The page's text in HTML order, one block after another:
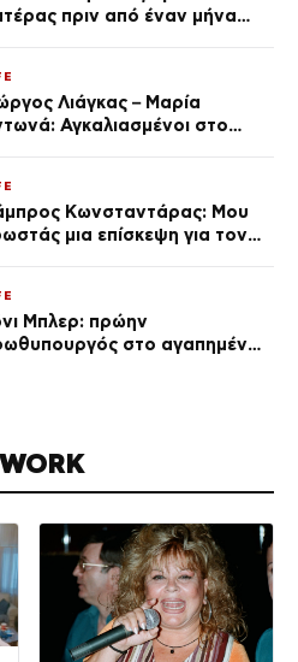
πριν από έναν μήνα
Λιάγκας – Μαρία
Αγκαλιασμένοι στο
Κωνσταντάρας: Μου
μια επίσκεψη για τον
Μπλερ: πρώην
στο αγαπημένο